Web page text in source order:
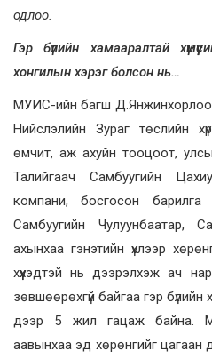
одлоо.
Гэр бүлийн хамааралтай
хонгилын хэрэг болсон нь…
МУИС-ийн багш Д.Янжинхорлоо
Нийслэлийн Зураг төслийн
өмчит, аж ахуйн тооцоот,
Талийгаач Самбуугийн
компани, босгосон барилга
Самбуугийн Чулуунбаатар,
ахынхаа гэнэтийн үхлээр
хүүхэдтэй нь дээрэлхэж ач
зөвшөөрөхгүй байгаа гэр
дээр 5 жил гацаж байна.
аавынхаа эд хөрөнгийг цагаан